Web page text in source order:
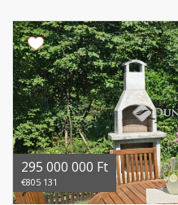
295 000 000 Ft
€805 131